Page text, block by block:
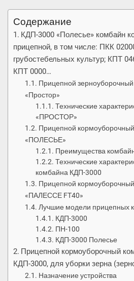
Содержание
КДП-3000 «Полесье» комбайн
прицепной, в том числе: ПКК
грубостебельных культур; КПТ
КПТ 0000…
Прицепной
«Простор»
Технические
«ПРОСТОР»
Прицепной
«ПОЛЕСЬЕ»
Преимущества
Технические
комбайна КДП-3000
Прицепной
«ПАЛЕССЕ FT40»
Лучшие модели прицепных
КДП-3000
ПН-100
КДП-3000 Полесье
Прицепной кормоуборочный
КДП-3000, для уборки зерна
Назначение устройства